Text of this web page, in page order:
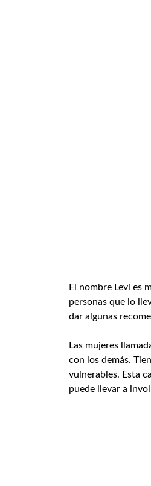
El nombre Levi es
personas que lo
dar algunas
Las mujeres
con los demás.
vulnerables. Esta
puede llevar a